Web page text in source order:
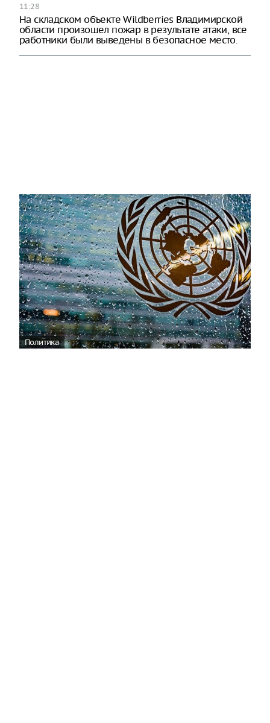
11:28
На складском объекте Wildberries Владимирской
области произошел пожар в результате атаки, все
работники были выведены в безопасное место.
Политика